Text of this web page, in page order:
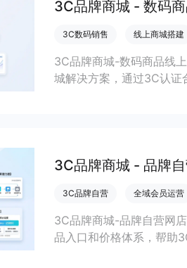
3C品牌商城 - 数码
3C数码销售 线上商城搭建
3C品牌商城-数码商品线
城解决方案，通过3C认证
3C品牌商城 - 品牌
3C品牌自营 全域会员运营
3C品牌商城-品牌自营网
品入口和价格体系，帮助